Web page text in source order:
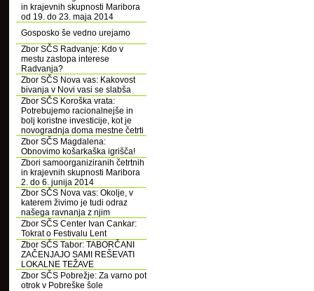
in krajevnih skupnosti Maribora
od 19. do 23. maja 2014
Gosposko še vedno urejamo
Zbor SČS Radvanje: Kdo v
mestu zastopa interese
Radvanja?
Zbor SČS Nova vas: Kakovost
bivanja v Novi vasi se slabša
Zbor SČS Koroška vrata:
Potrebujemo racionalnejše in
bolj koristne investicije, kot je
novogradnja doma mestne četrti
Zbor SČS Magdalena:
Obnovimo košarkaška igrišča!
Zbori samoorganiziranih četrtnih
in krajevnih skupnosti Maribora
2. do 6. junija 2014
Zbor SČS Nova vas: Okolje, v
katerem živimo je tudi odraz
našega ravnanja z njim
Zbor SČS Center Ivan Cankar:
Tokrat o Festivalu Lent
Zbor SČS Tabor: TABORČANI
ZAČENJAJO SAMI REŠEVATI
LOKALNE TEŽAVE
Zbor SČS Pobrežje: Za varno pot
otrok v Pobreške šole